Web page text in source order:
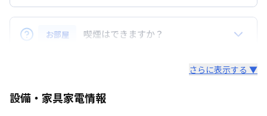
次回更新日
情報更新日より14日以内
お持ち込みいただけます。
ただし、標準設備として部屋に備え付けの家具・家電
以外の扱いについては当社では責任を負いかねます。
また、お持ち込みいただいた家具や家電はご退去時に
お部屋 喫煙はできますか？
さらに表示する ▼
設備・家具家電情報